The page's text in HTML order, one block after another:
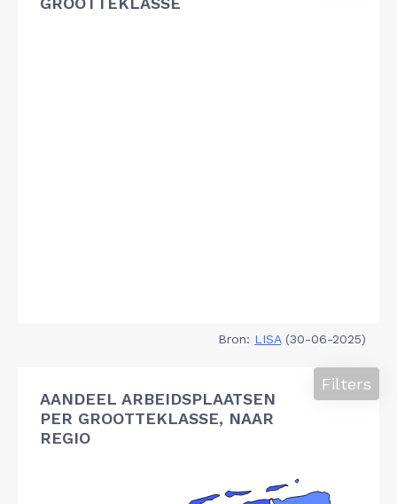
Bron: LISA(30-06-2025)
AANDEEL ARBEIDSPLAATSEN
PER GROOTTEKLASSE, NAAR
REGIO
Filters